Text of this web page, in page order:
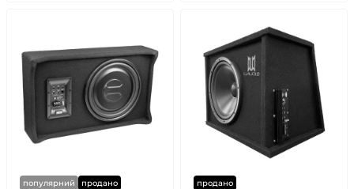
популярний продано продано